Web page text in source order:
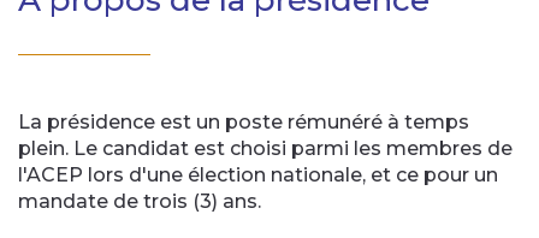
La présidence est un poste rémunéré à temps
plein. Le candidat est choisi parmi les membres de
l'ACEP lors d'une élection nationale, et ce pour un
mandate de trois (3) ans.